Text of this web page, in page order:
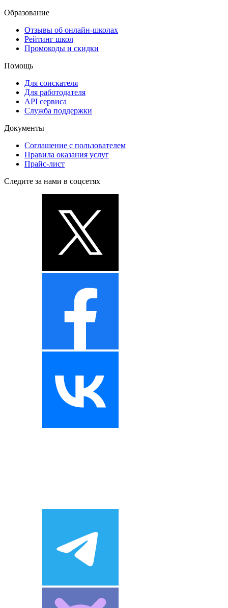
Образование
Отзывы об онлайн-школах
Рейтинг школ
Промокоды и скидки
Помощь
Для соискателя
Для работодателя
API сервиса
Служба поддержки
Документы
Соглашение с пользователем
Правила оказания услуг
Прайс-лист
Следите за нами в соцсетях